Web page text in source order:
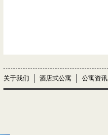
关于我们 酒店式公寓 公寓资讯